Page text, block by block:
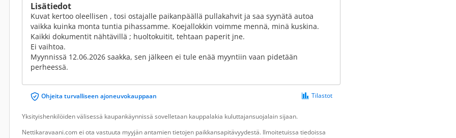
Lisätiedot
Kuvat kertoo oleellisen , tosi ostajalle paikanpäällä pullakahvit ja saa syynätä autoa
vaikka kuinka monta tuntia pihassamme. Koejallokkin voimme mennä, minä kuskina.
Kaikki dokumentit nähtävillä ; huoltokuitit, tehtaan paperit jne.
Ei vaihtoa.
Myynnissä 12.06.2026 saakka, sen jälkeen ei tule enää myyntiin vaan pidetään
perheessä.
Ohjeita turvalliseen ajoneuvokauppaan Tilastot
Yksityishenkilöiden välisessä kaupankäynnissä sovelletaan kauppalakia kuluttajansuojalain sijaan.
Nettikaravaani.com ei ota vastuuta myyjän antamien tietojen paikkansapitävyydestä. Ilmoitetuissa tiedoissa